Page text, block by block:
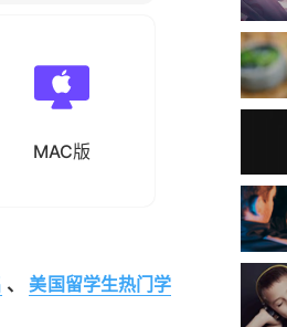
MAC版
、
美国留学生热门学